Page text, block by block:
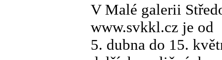
V Malé galerii
www.svkkl.cz je od
5. dubna do 15.